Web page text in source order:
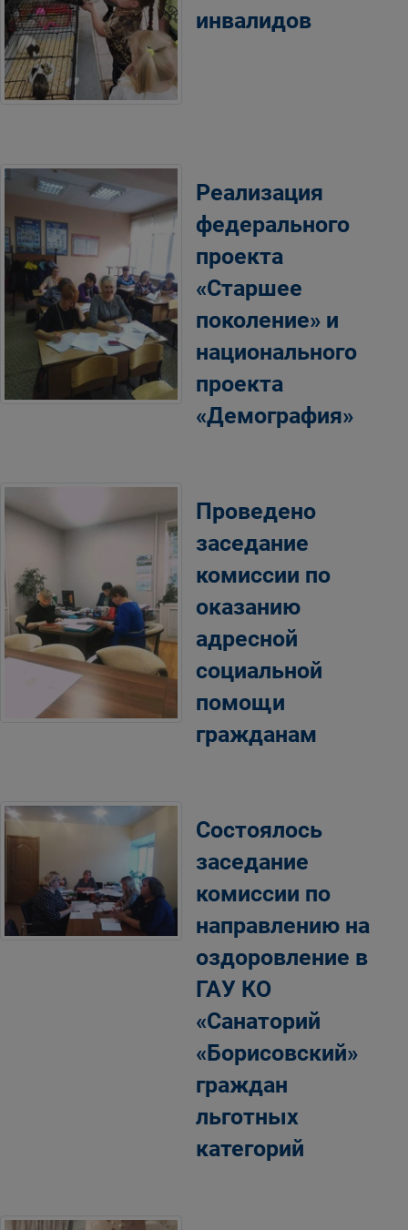
инвалидов
Реализация
федерального
проекта
«Старшее
поколение» и
национального
проекта
«Демография»
Проведено
заседание
комиссии по
оказанию
адресной
социальной
помощи
гражданам
Состоялось
заседание
комиссии по
направлению на
оздоровление в
ГАУ КО
«Санаторий
«Борисовский»
граждан
льготных
категорий